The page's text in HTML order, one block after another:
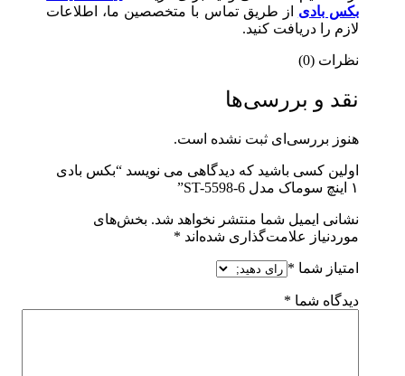
بکس بادی از طریق تماس با متخصصین ما، اطلاعات
لازم را دریافت کنید.
نظرات (0)
نقد و بررسی‌ها
هنوز بررسی‌ای ثبت نشده است.
اولین کسی باشید که دیدگاهی می نویسد “بکس بادی
۱ اینچ سوماک مدل ST-5598-6”
نشانی ایمیل شما منتشر نخواهد شد. بخش‌های
موردنیاز علامت‌گذاری شده‌اند *
امتیاز شما *
دیدگاه شما *